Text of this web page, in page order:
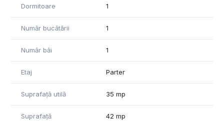
delimitate și funcționale, cu lumină naturală și multiple
posibilități de amenajare.
mijloace de transport, parcuri și zone comerciale.
Pentru mai multe detalii și programarea unei vizionări, vă stau
la dispoziție.
Dormitoare 1
Număr bucătării 1
Număr băi 1
Etaj Parter
Suprafață utilă 35 mp
Suprafață
42 mp